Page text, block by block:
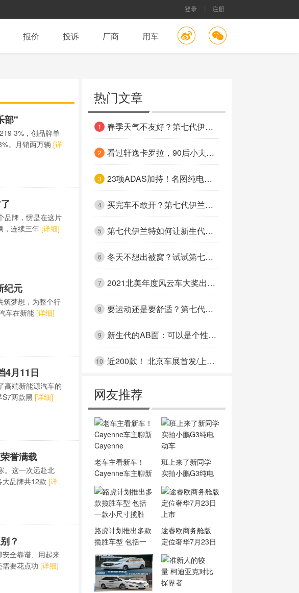
登录 注册
报价 投诉 厂商 用车
部"
3%，创品牌单
。月销两万辆 [详
品牌，愣是在这片
，连续三年 [详细]
纪元
筑梦想，为整个行
车在新能 [详细]
4月11日
高端新能源汽车的
S7两款黑 [详细]
誉满载
。这一次远赴北
品牌共12款 [详
？
全靠谱、用起来
要花点功 [详细]
热门文章
1 春季天气不友好？第七代伊兰特教你如何保障车内空气质量
2 看过轩逸卡罗拉，90后小夫妻为何选择了伊兰特
3 23项ADAS加持！名图纯电动让你秒变老司机
4 买完车不敢开？第七代伊兰特教你如何“省”着开
5 第七代伊兰特如何让新生代多“省”一点
6 冬天不想出被窝？试试第七代伊兰特这些暖心操作
7 2021北美年度风云车大奖出炉，第七代伊兰特再度问鼎！
8 要运动还是要舒适？第七代伊兰特都让你满意
9 新生代的AB面：可以是个性潮人，也可以是居家暖男
10 近200款！ 北京车展首发/上市新车汇总
网友推荐
老车主看新车！
Cayenne车主聊新
Cayenne
班上来了新同学
实拍小鹏G3纯电
动车
路虎计划推出多款
揽胜车型 包括一
款小
途睿欧商务舱版
定位奢华7月23日
上市